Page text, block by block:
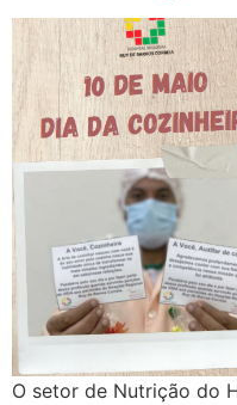
O setor de Nutrição do